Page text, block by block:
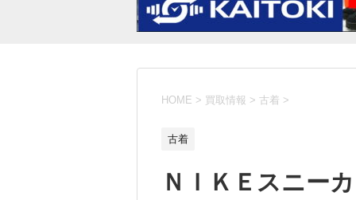
HOME > 買取情報 > 古着 >
古着
ＮＩＫＥスニー